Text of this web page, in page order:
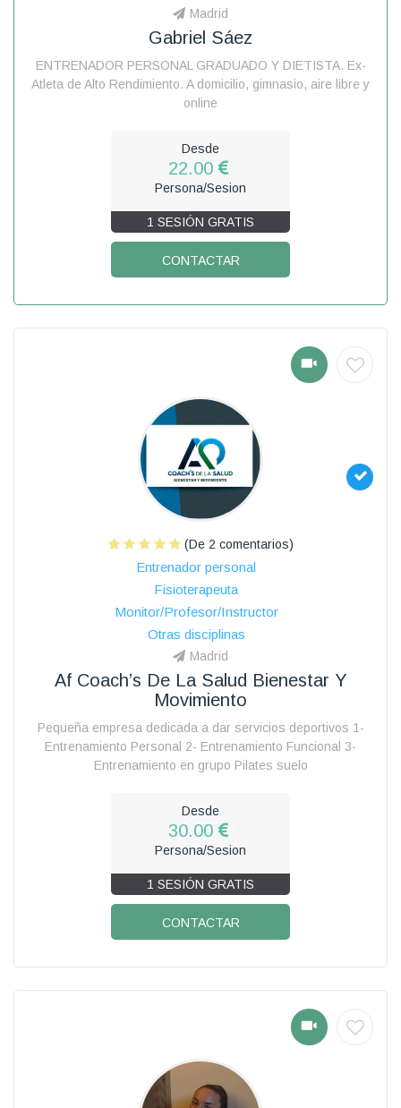
Madrid
Gabriel Sáez
ENTRENADOR PERSONAL GRADUADO Y DIETISTA. Ex-
Atleta de Alto Rendimiento. A domicilio, gimnasio, aire libre y
online
Desde
22.00
Persona/Sesion
1 SESIÓN GRATIS
CONTACTAR
(De 2 comentarios)
Entrenador personal
Fisioterapeuta
Monitor/Profesor/Instructor
Otras disciplinas
Madrid
Af Coach’s De La Salud Bienestar Y
Movimiento
Pequeña empresa dedicada a dar servicios deportivos 1-
Entrenamiento Personal 2- Entrenamiento Funcional 3-
Entrenamiento en grupo Pilates suelo
Desde
30.00
Persona/Sesion
1 SESIÓN GRATIS
CONTACTAR